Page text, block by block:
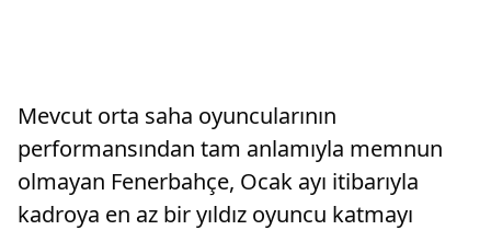
Mevcut orta saha oyuncularının
performansından tam anlamıyla memnun
olmayan Fenerbahçe, Ocak ayı itibarıyla
kadroya en az bir yıldız oyuncu katmayı